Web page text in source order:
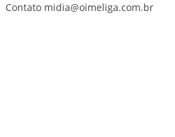
Contato midia@oimeliga.com.br